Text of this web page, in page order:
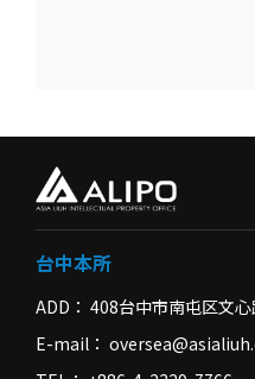
台中本所
ADD
408台中市南屯区文
E-mail